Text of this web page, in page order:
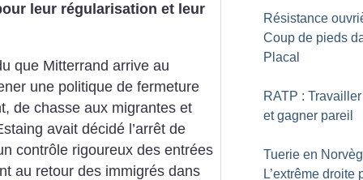
leur régularisation et leur
que Mitterrand arrive au
une politique de fermeture
de chasse aux migrantes et
avait décidé l’arrêt de
contrôle rigoureux des entrées
au retour des immigrés dans
Résistance
Coup de pieds
Placal
RATP :
et gagner pareil
Tuerie en
L’extrême droite